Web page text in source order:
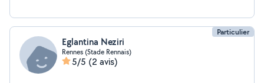
Particulier
Eglantina Neziri
Rennes (Stade Rennais)
5/5 (2 avis)